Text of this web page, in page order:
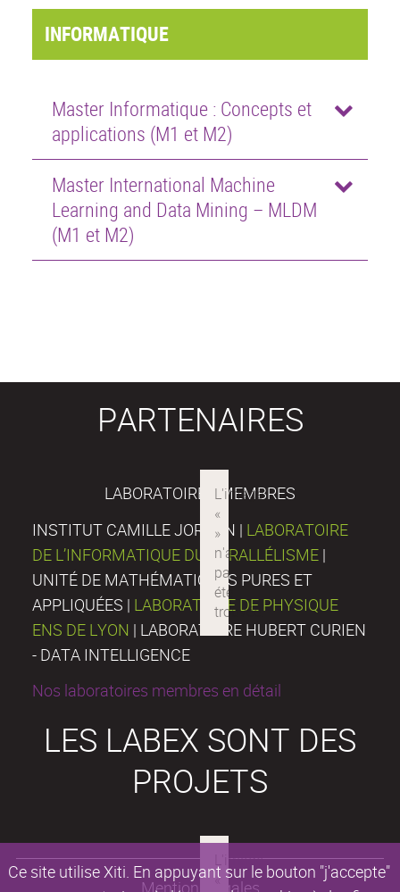
Ce site utilise Xiti. En appuyant sur le bouton "j'accepte"
INFORMATIQUE
Master Informatique : Concepts et
applications (M1 et M2)
Master International Machine
Learning and Data Mining – MLDM
(M1 et M2)
PARTENAIRES
LABORATOIRES MEMBRES
INSTITUT CAMILLE JORDAN | LABORATOIRE
DE L’INFORMATIQUE DU PARALLÉLISME |
UNITÉ DE MATHÉMATIQUES PURES ET
APPLIQUÉES | LABORATOIRE DE PHYSIQUE
ENS DE LYON | LABORATOIRE HUBERT CURIEN
- DATA INTELLIGENCE
Nos laboratoires membres en détail
LES LABEX SONT DES
PROJETS